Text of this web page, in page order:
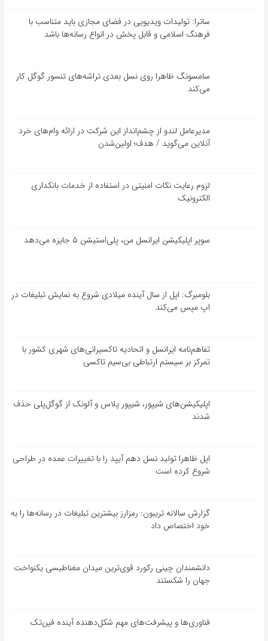
ساترا: تولیدات ویدیویی در فضای مجازی باید متناسب با
فرهنگ اسلامی و قابل پخش در انواع رسانه‌ها باشد
سامسونگ ظاهرا روی نسل بعدی تراشه‌های تنسور گوگل کار
می‌کند
مدیرعامل لندو از چشم‌انداز این شرکت در ارائه وام‌های خرد
آنلاین می‌گوید / هدف؛ اولین‌شدن
لزوم رعایت نکات امنیتی در استفاده از خدمات بانکداری
الکترونیک
سوپر اپلیکیشن ایرانسل من، پلی‌استیشن ۵ جایزه می‌دهد
بلومبرگ: اپل از سال آینده میلادی شروع به نمایش تبلیغات در
اپ مپس می‌کند
تفاهم‌نامه‌ ایرانسل و اتحادیه تاکسیرانی‌های شهری کشور با
تمرکز بر سیستم ارتباطی بی‌سیم تاکسی
اپلیکیشن‌های شیپور، شیپور پلاس و آلونک از گوگل‌پلی حذف
شدند
اپل ظاهرا تولید نسل دهم آیپد را با تغییرات عمده در طراحی
شروع کرده است
گزارش سالانه تریبون: رمزارز بیشترین تبلیغات در رسانه‌ها را به
خود اختصاص داد
دانشمندان چینی رکورد قوی‌ترین میدان مغناطیسی یکنواخت
جهان را شکستند
فناوری‌ها و پیشرفت‌های مهم شکل‌دهنده آینده فین‌تک